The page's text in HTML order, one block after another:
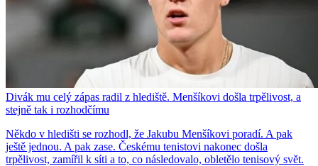
Divák mu celý zápas radil z hlediště. Menšíkovi došla trpělivost, a
stejně tak i rozhodčímu
Někdo v hledišti se rozhodl, že Jakubu Menšíkovi poradí. A pak
ještě jednou. A pak zase. Českému tenistovi nakonec došla
trpělivost, zamířil k síti a to, co následovalo, obletělo tenisový svět.